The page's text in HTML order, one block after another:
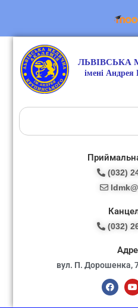
(032)
(032)
вул. П. Дорошенка,